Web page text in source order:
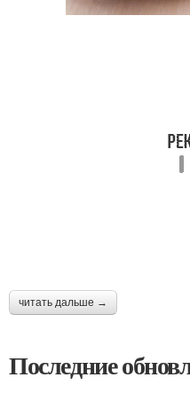
читать дальше →
Последние